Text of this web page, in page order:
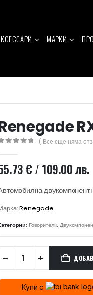
МАРКИ
( Все още няма
€/ 109.00 лв.
Renegade
Говорители,
Купи с